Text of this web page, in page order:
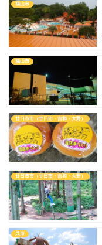
福山市
福山市
廿日市市（廿日市・吉和・大野）
廿日市市（廿日市・吉和・大野）
呉市